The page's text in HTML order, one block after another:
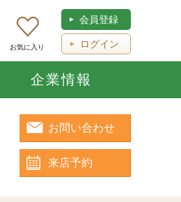
お気に入り
会員登録
ログイン
企業情報
お問い合わせ
来店予約